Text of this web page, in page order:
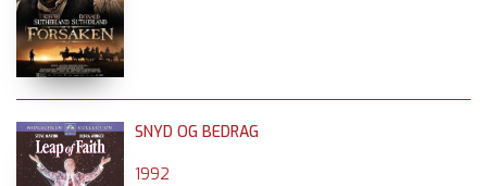
SNYD OG BEDRAG
1992